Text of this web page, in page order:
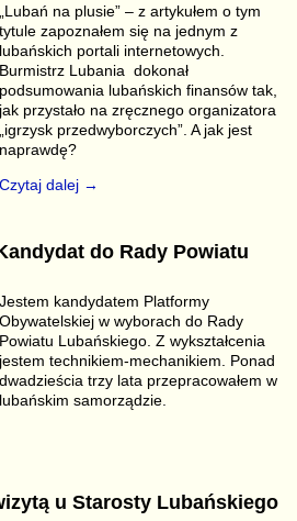
„Lubań na plusie” – z artykułem o tym
tytule zapoznałem się na jednym z
lubańskich portali internetowych.
Burmistrz Lubania dokonał
podsumowania lubańskich finansów tak,
jak przystało na zręcznego organizatora
„igrzysk przedwyborczych”. A jak jest
naprawdę?
Czytaj dalej →
do Rady Powiatu
Jestem kandydatem Platformy
Obywatelskiej w wyborach do Rady
Powiatu Lubańskiego. Z wykształcenia
jestem technikiem-mechanikiem. Ponad
dwadzieścia trzy lata przepracowałem w
lubańskim samorządzie.
u Starosty Lubańskiego